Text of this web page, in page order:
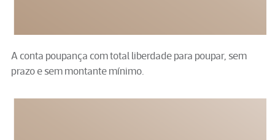
A conta poupança com total liberdade para poupar, sem
prazo e sem montante mínimo.